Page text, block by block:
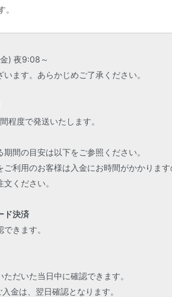
) 夜9:08～
ます。あらかじめご了承ください。
程度で発送いたします。
期間の目安は以下をご参照ください。
利用のお客様は入金にお時間がかかりま
ください。
ド決済
きます。
ただいた当日中に確認できます。
金は、翌日確認となります。